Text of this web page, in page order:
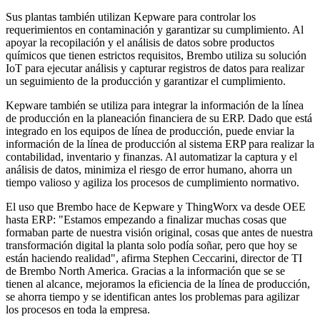
Sus plantas también utilizan Kepware para controlar los
requerimientos en contaminación y garantizar su cumplimiento. Al
apoyar la recopilación y el análisis de datos sobre productos
químicos que tienen estrictos requisitos, Brembo utiliza su solución
IoT para ejecutar análisis y capturar registros de datos para realizar
un seguimiento de la producción y garantizar el cumplimiento.
Kepware también se utiliza para integrar la información de la línea
de producción en la planeación financiera de su ERP. Dado que está
integrado en los equipos de línea de producción, puede enviar la
información de la línea de producción al sistema ERP para realizar la
contabilidad, inventario y finanzas. Al automatizar la captura y el
análisis de datos, minimiza el riesgo de error humano, ahorra un
tiempo valioso y agiliza los procesos de cumplimiento normativo.
El uso que Brembo hace de Kepware y ThingWorx va desde OEE
hasta ERP: "Estamos empezando a finalizar muchas cosas que
formaban parte de nuestra visión original, cosas que antes de nuestra
transformación digital la planta solo podía soñar, pero que hoy se
están haciendo realidad", afirma Stephen Ceccarini, director de TI
de Brembo North America. Gracias a la información que se se
tienen al alcance, mejoramos la eficiencia de la línea de producción,
se ahorra tiempo y se identifican antes los problemas para agilizar
los procesos en toda la empresa.